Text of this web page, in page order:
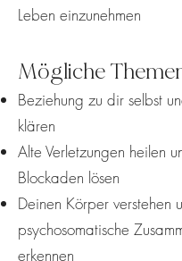
Leben einzunehmen
Mögliche
Beziehung zu dir selbst
klären
Alte Verletzungen heilen
Blockaden lösen
Deinen Körper verstehen
psychosomatische
erkennen